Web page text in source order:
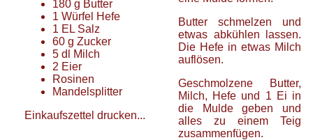
180 g Butter
1 Würfel Hefe
1 EL Salz
60 g Zucker
5 dl
Milch
2 Eier
Rosinen
Mandelsplitter
Einkaufszettel drucken...
Butter schmelzen und
etwas abkühlen lassen.
Die Hefe in etwas Milch
auflösen.
Geschmolzene Butter,
Milch, Hefe und 1 Ei in
die Mulde geben und
alles zu einem Teig
zusammenfügen.